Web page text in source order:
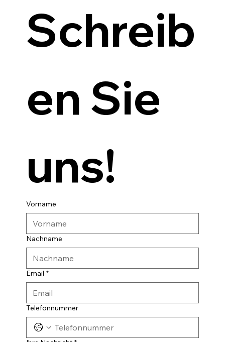
Schreib
en Sie
uns!
Vorname
Nachname
Email *
Telefonnummer